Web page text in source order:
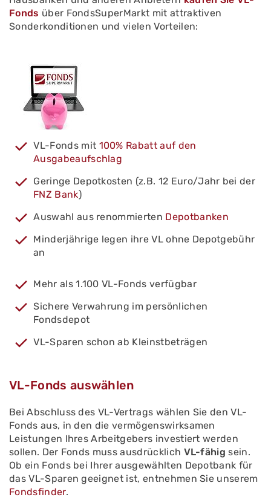
Fonds über FondsSuperMarkt mit attraktiven
Sonderkonditionen und vielen Vorteilen:
VL-Fonds mit 100% Rabatt auf den
Ausgabeaufschlag
Geringe Depotkosten (z.B. 12 Euro/Jahr bei der
FNZ Bank)
Auswahl aus renommierten Depotbanken
Minderjährige legen ihre VL ohne Depotgebühr
an
Mehr als 1.100 VL-Fonds verfügbar
Sichere Verwahrung im persönlichen
Fondsdepot
VL-Sparen schon ab Kleinstbeträgen
VL-Fonds auswählen
Bei Abschluss des VL-Vertrags wählen Sie den VL-
Fonds aus, in den die vermögenswirksamen
Leistungen Ihres Arbeitgebers investiert werden
sollen. Der Fonds muss ausdrücklich VL-fähig sein.
Ob ein Fonds bei Ihrer ausgewählten Depotbank für
das VL-Sparen geeignet ist, entnehmen Sie unserem
Fondsfinder.